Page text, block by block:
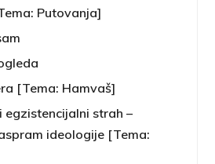
Putovanja]
[Tema: Hamvaš]
egzistencijalni strah –
ideologije [Tema: